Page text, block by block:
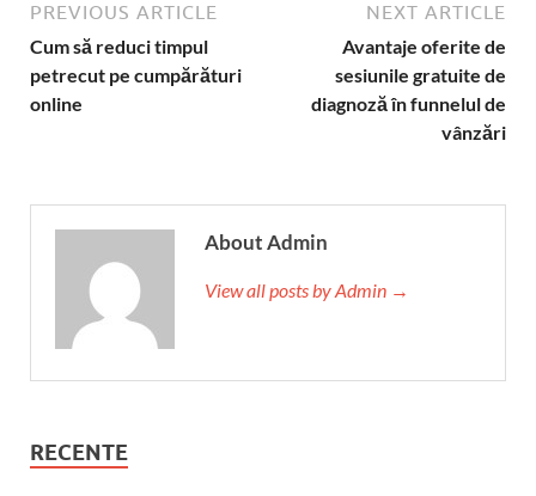
PREVIOUS ARTICLE
Cum să reduci timpul
petrecut pe cumpărături
online
NEXT ARTICLE
Avantaje oferite de
sesiunile gratuite de
diagnoză în funnelul de
vânzări
About Admin
View all posts by Admin →
RECENTE